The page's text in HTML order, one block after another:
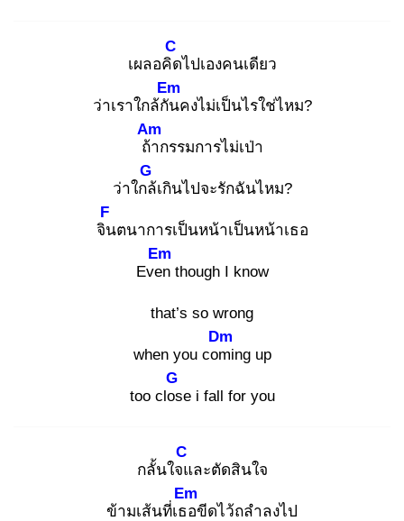
เผลอคิด
C
ไปเองคนเดียว
ว่าเราใกล้กัน
Em
คงไม่เป็นไรใช่ไหม?
ถ้า
Am
กรรมการไม่เป่า
ว่าใกล้
G
เกินไปจะรักฉันไหม?
จิน
F
ตนาการเป็นหน้าเป็นหน้าเธอ
Even
Em
though I know
that’s so wrong
when you com
Dm
ing up
too clos
G
e i fall for you
กลั้นใจแ
C
ละตัดสินใจ
ข้ามเส้นที่เธอ
Em
ขีดไว้ถลำลงไป